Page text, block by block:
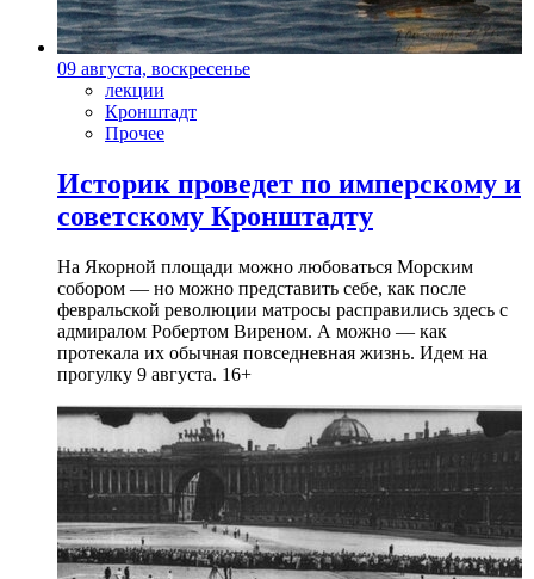
09 августа, воскресенье
лекции
Кронштадт
Прочее
Историк проведет по имперскому и
советскому Кронштадту
На Якорной площади можно любоваться Морским
собором — но можно представить себе, как после
февральской революции матросы расправились здесь с
адмиралом Робертом Виреном. А можно — как
протекала их обычная повседневная жизнь. Идем на
прогулку 9 августа. 16+